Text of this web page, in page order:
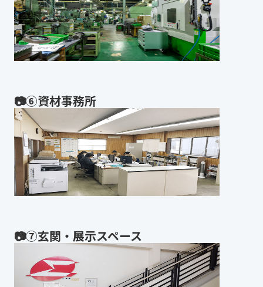
📷⑥資材事務所
📷⑦玄関・展示スペース